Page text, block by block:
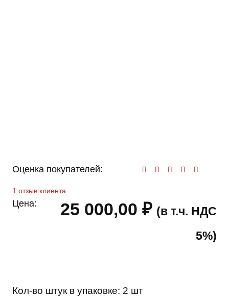
Оценка покупателей:
1 отзыв клиента
Цена: 25 000,00 ₽ (в т.ч. НДС
5%)
Кол-во штук в упаковке: 2 шт